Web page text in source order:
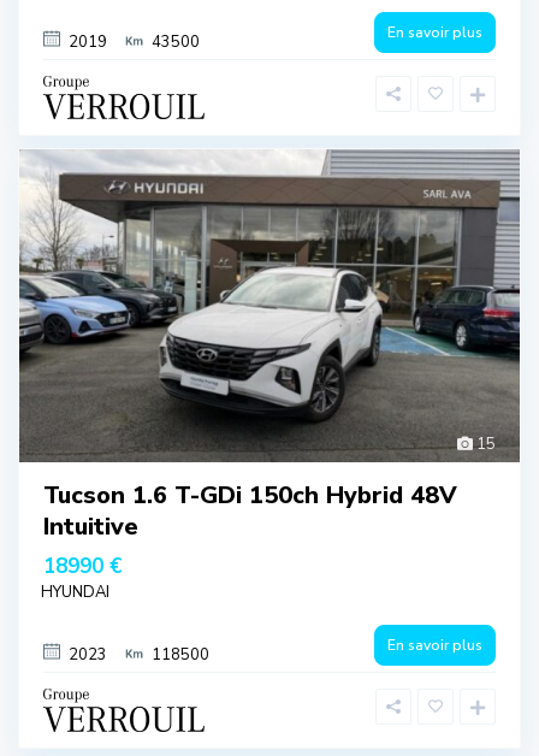
2019 43500 En savoir plus
15
Tucson 1.6 T-GDi 150ch Hybrid 48V
Intuitive
18990 €
HYUNDAI
2023 118500 En savoir plus